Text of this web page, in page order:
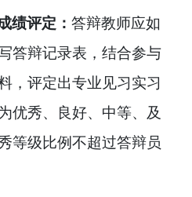
绩评定： 答辩教师应如
答辩记录表，结合参与
，评定出专业见习实习
优秀、良好、中等、及
等级比例不超过答辩员